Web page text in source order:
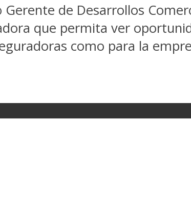
de Desarrollos
que permita ver
como para la